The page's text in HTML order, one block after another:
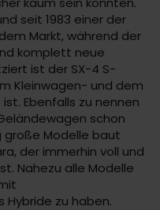
seit 1983 einer der
Markt, während der
komplett neue
ist der SX-4 S-
Kleinwagen- und dem
Ebenfalls zu nennen
schon
große Modelle baut
der immerhin voll und
Nahezu alle Modelle
zu haben.